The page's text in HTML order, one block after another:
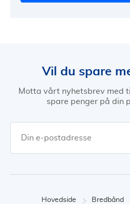
Vil du spare
Motta vårt nyhetsbrev med
spare penger på din
Hovedside Bredbånd